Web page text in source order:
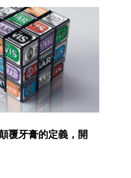
覆牙膏的定義，開